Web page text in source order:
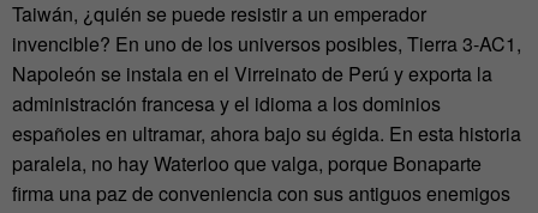
Taiwán, ¿quién se puede resistir a un emperador
invencible? En uno de los universos posibles, Tierra 3-AC1,
Napoleón se instala en el Virreinato de Perú y exporta la
administración francesa y el idioma a los dominios
españoles en ultramar, ahora bajo su égida. En esta historia
paralela, no hay Waterloo que valga, porque Bonaparte
firma una paz de conveniencia con sus antiguos enemigos